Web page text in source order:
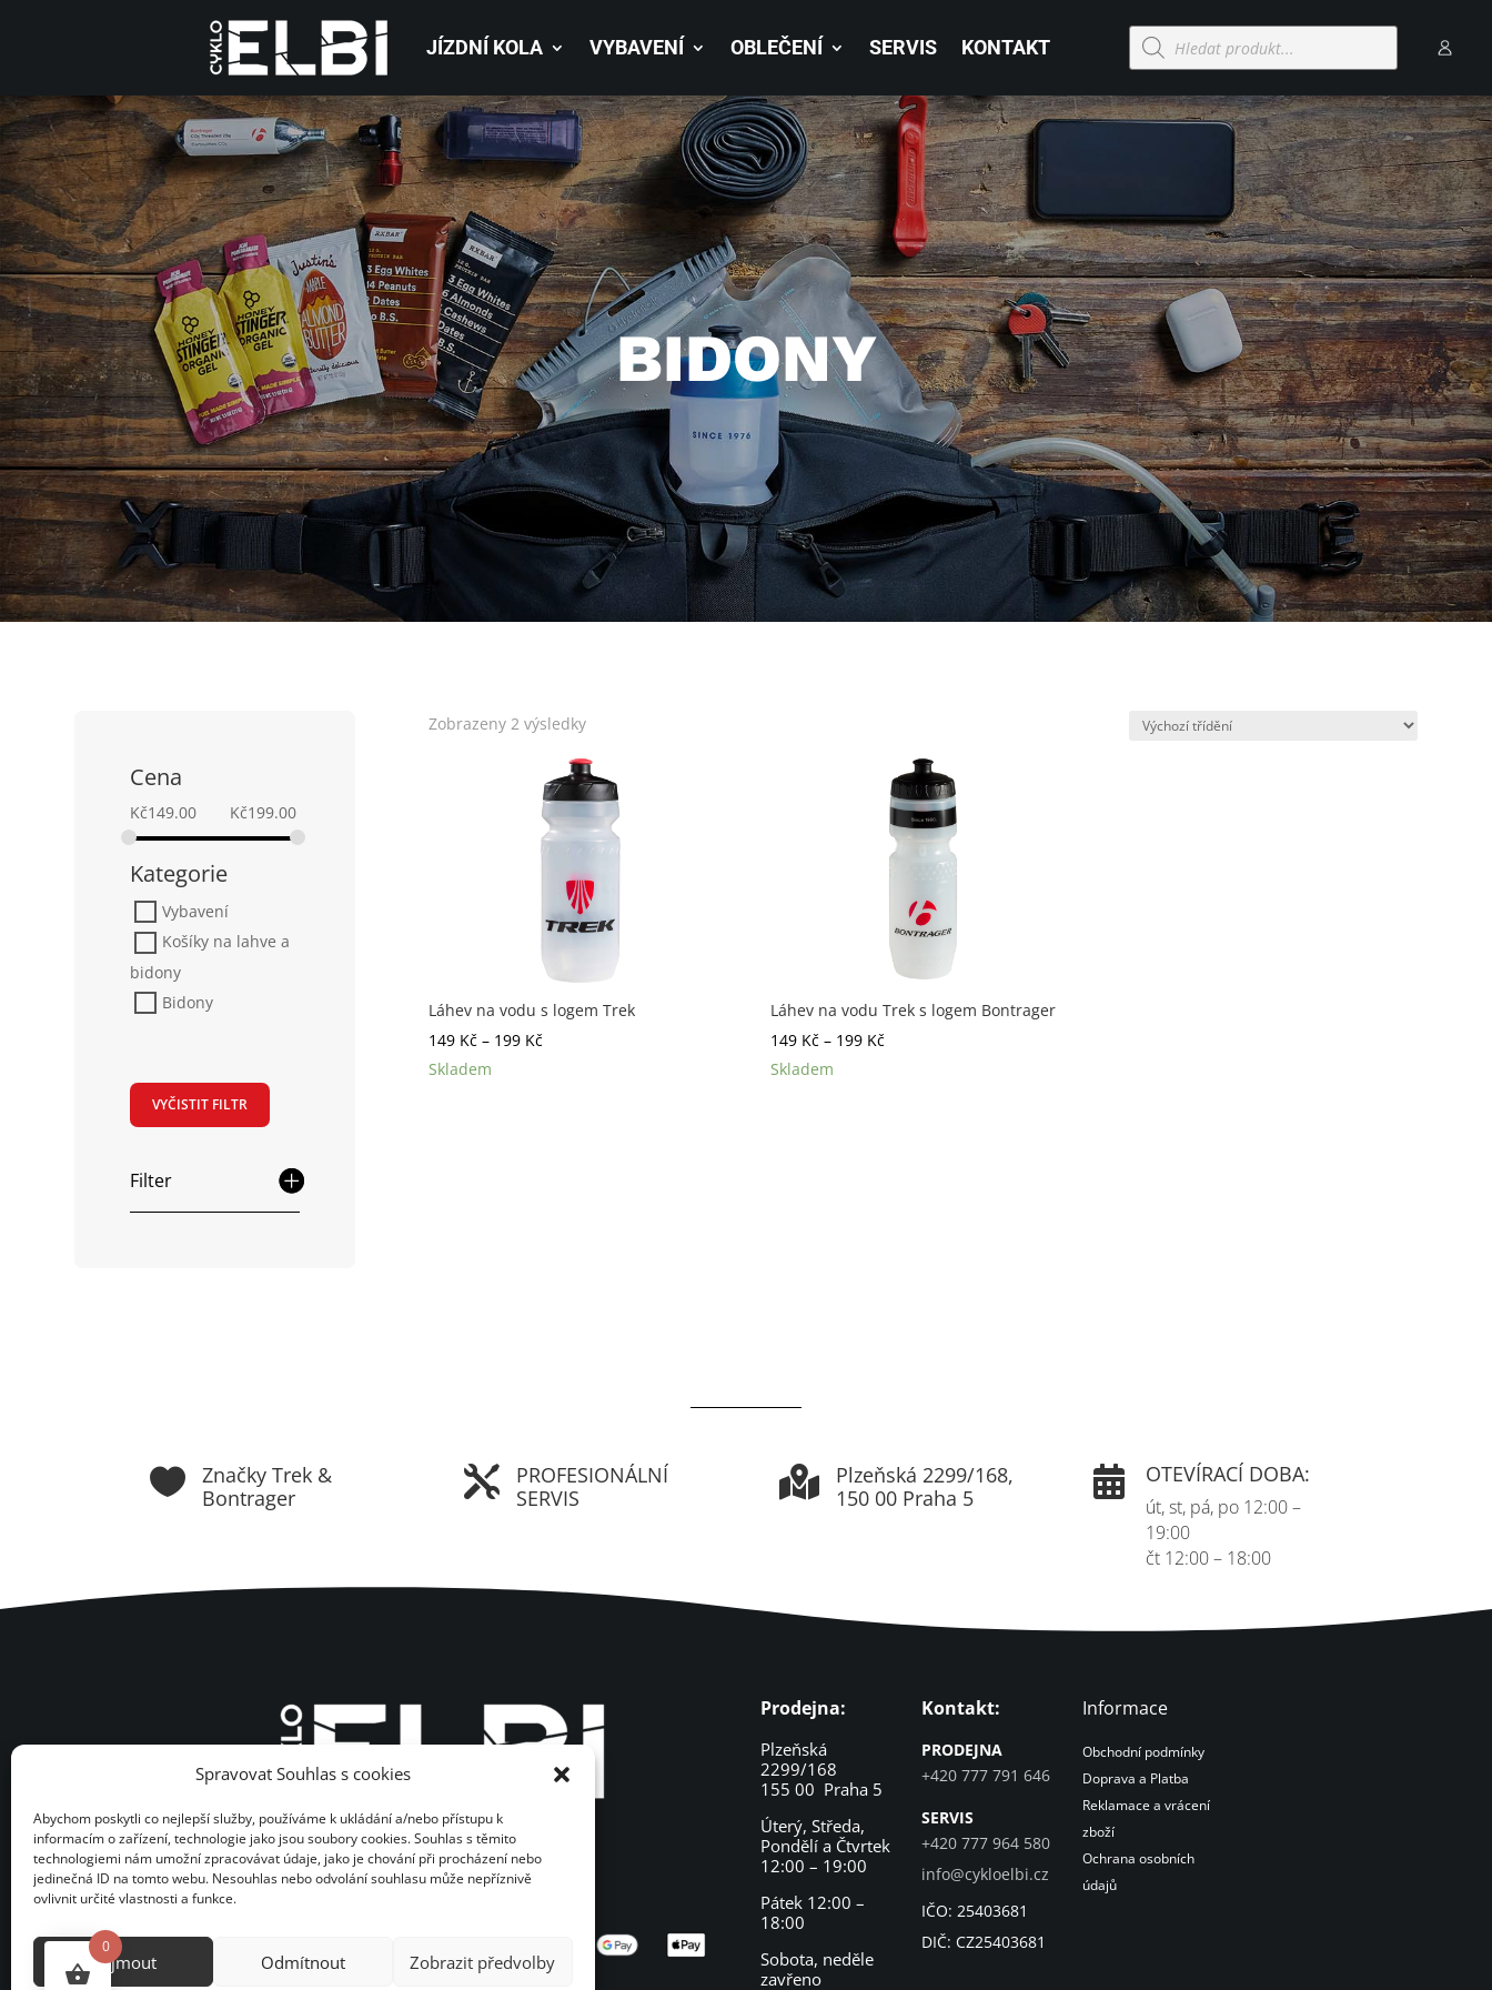
Spravovat Souhlas s cookies
Abychom poskytli co nejlepší služby, používáme k ukládání a/nebo přístupu k
informacím o zařízení, technologie jako jsou soubory cookies. Souhlas s těmito
technologiemi nám umožní zpracovávat údaje, jako je chování při procházení nebo
jedinečná ID na tomto webu. Nesouhlas nebo odvolání souhlasu může nepříznivě
ovlivnit určité vlastnosti a funkce.
Přijmout Odmítnout Zobrazit předvolby
JÍZDNÍ KOLA VYBAVENÍ OBLEČENÍ SERVIS KONTAKT
Products
search
BIDONY
Cena
Kč149.00 Kč199.00
Kategorie
Vybavení
Košíky na lahve a
bidony
Bidony
VYČISTIT FILTR
Filter
Zobrazeny 2 výsledky
Láhev na vodu s logem Trek
149 Kč – 199 KčRozpětí
Skladem
Láhev na vodu Trek s logem Bontrager
149 Kč – 199 KčRozpětí
Skladem

Značky Trek &
Bontrager

PROFESIONÁLNÍ
SERVIS

Plzeňská 2299/168,
150 00 Praha 5
 OTEVÍRACÍ DOBA:
út, st, pá, po 12:00 –
19:00
čt 12:00 – 18:00
Prodejna:
Plzeňská
2299/168
155 00 Praha 5
Úterý, Středa,
Pondělí a Čtvrtek
12:00 – 19:00
Pátek 12:00 –
18:00
Sobota, neděle
zavřeno
Kontakt:
PRODEJNA
+420 777 791 646
SERVIS
+420 777 964 580
info@cykloelbi.cz
IČO:25403681
DIČ: CZ25403681
Informace
Obchodní podmínky
Doprava a Platba
Reklamace a vrácení
zboží
Ochrana osobních
údajů
0